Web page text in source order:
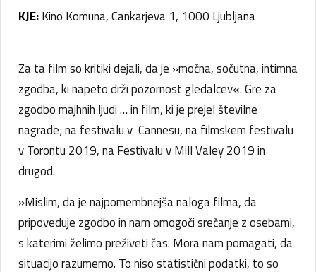
KJE:Kino Komuna, Cankarjeva 1, 1000 Ljubljana
Za ta film so kritiki dejali, da je »močna, sočutna, intimna
zgodba, ki napeto drži pozornost gledalcev«. Gre za
zgodbo majhnih ljudi … in film, ki je prejel številne
nagrade; na festivalu v Cannesu, na filmskem festivalu
v Torontu 2019, na Festivalu v Mill Valey 2019 in
drugod.
»Mislim, da je najpomembnejša naloga filma, da
pripoveduje zgodbo in nam omogoči srečanje z osebami,
s katerimi želimo preživeti čas. Mora nam pomagati, da
situacijo razumemo. To niso statistični podatki, to so